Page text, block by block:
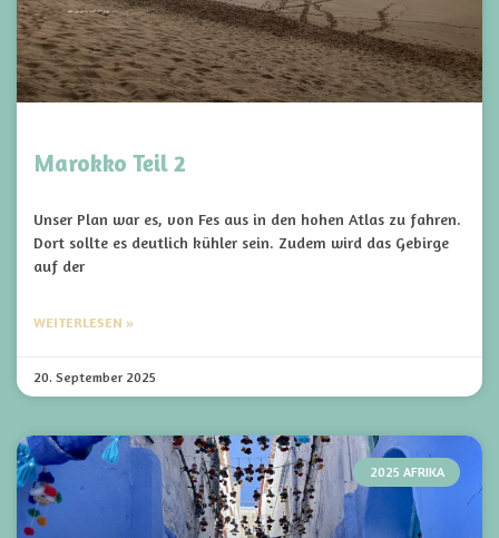
Marokko Teil 2
Unser Plan war es, von Fes aus in den hohen Atlas zu fahren.
Dort sollte es deutlich kühler sein. Zudem wird das Gebirge
auf der
WEITERLESEN »
20. September 2025
2025 AFRIKA